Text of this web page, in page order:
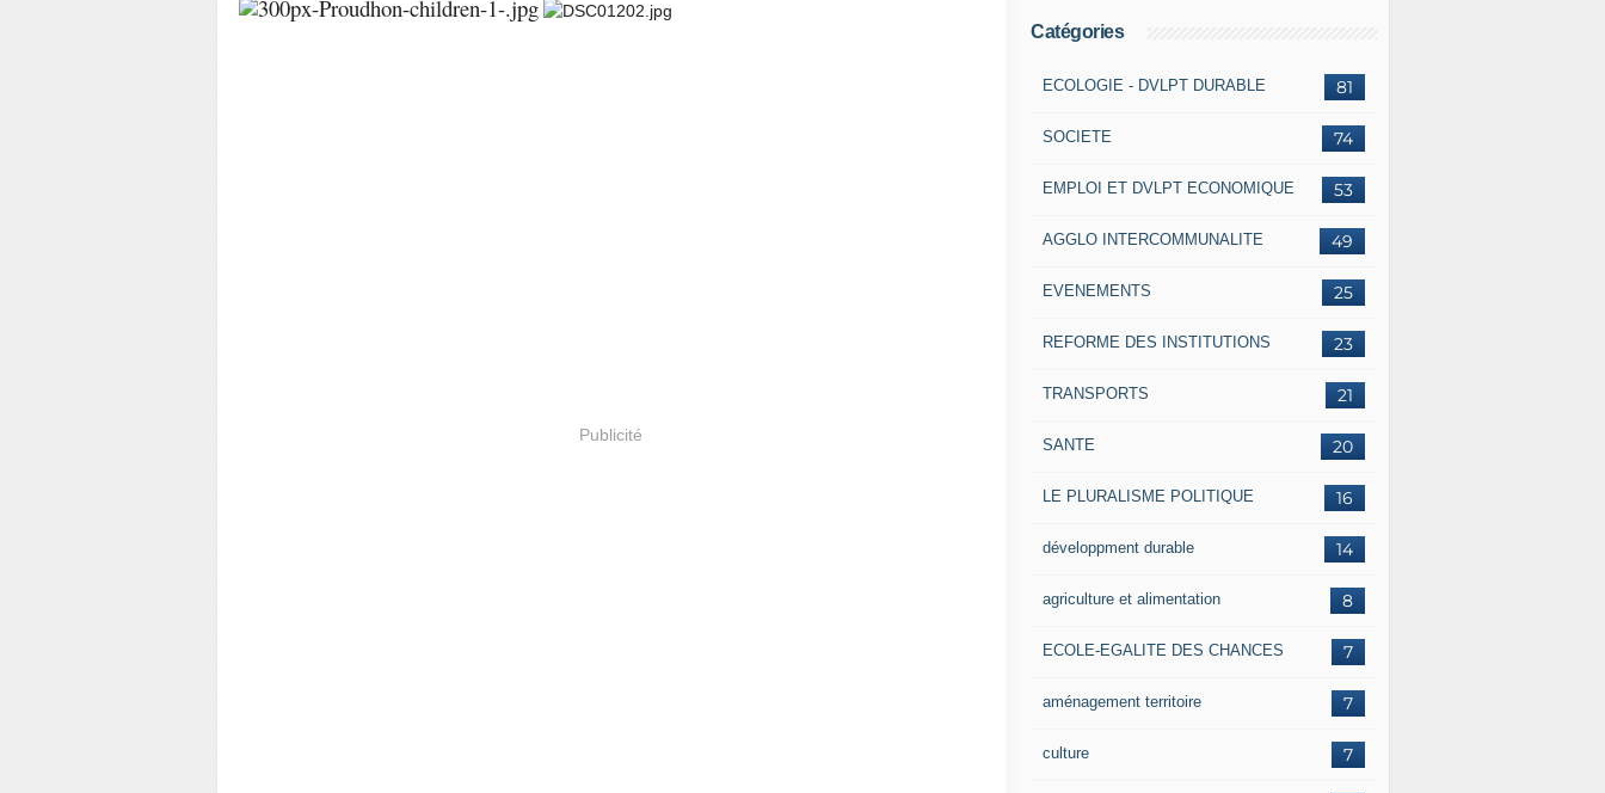
Publicité
Catégories
81
ECOLOGIE - DVLPT DURABLE
74
SOCIETE
53
EMPLOI ET DVLPT ECONOMIQUE
49
AGGLO INTERCOMMUNALITE
25
EVENEMENTS
23
REFORME DES INSTITUTIONS
21
TRANSPORTS
20
SANTE
16
LE PLURALISME POLITIQUE
14
développment durable
8
agriculture et alimentation
7
ECOLE-EGALITE DES CHANCES
7
aménagement territoire
7
culture